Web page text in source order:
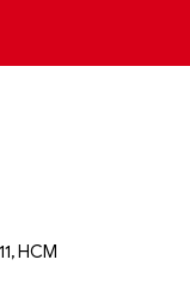
HCM